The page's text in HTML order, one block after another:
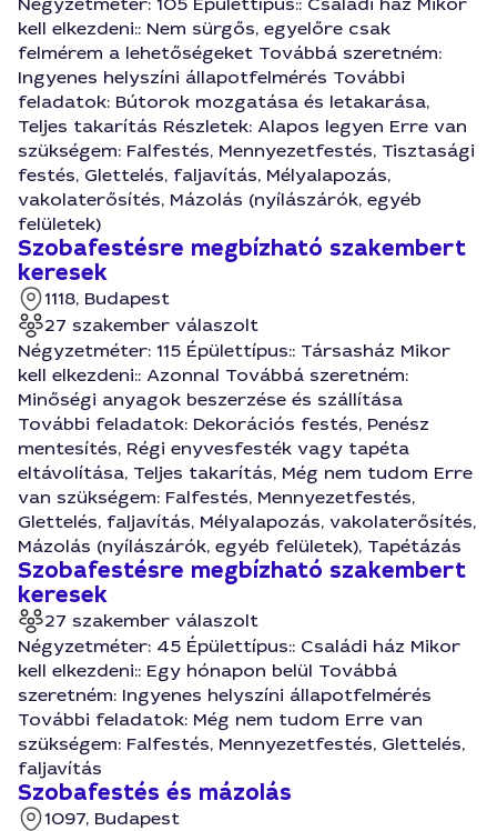
kell elkezdeni:: Nem sürgős, egyelőre csak
felmérem a lehetőségeket Továbbá szeretném:
Ingyenes helyszíni állapotfelmérés További
feladatok: Bútorok mozgatása és letakarása,
Teljes takarítás Részletek: Alapos legyen Erre van
szükségem: Falfestés, Mennyezetfestés, Tisztasági
festés, Glettelés, faljavítás, Mélyalapozás,
vakolaterősítés, Mázolás (nyílászárók, egyéb
felületek)
Szobafestésre megbízható szakembert
keresek
1118, Budapest
27 szakember válaszolt
Négyzetméter: 115 Épülettípus:: Társasház Mikor
kell elkezdeni:: Azonnal Továbbá szeretném:
Minőségi anyagok beszerzése és szállítása
További feladatok: Dekorációs festés, Penész
mentesítés, Régi enyvesfesték vagy tapéta
eltávolítása, Teljes takarítás, Még nem tudom Erre
van szükségem: Falfestés, Mennyezetfestés,
Glettelés, faljavítás, Mélyalapozás, vakolaterősítés,
Mázolás (nyílászárók, egyéb felületek), Tapétázás
Szobafestésre megbízható szakembert
keresek
27 szakember válaszolt
Négyzetméter: 45 Épülettípus:: Családi ház Mikor
kell elkezdeni:: Egy hónapon belül Továbbá
szeretném: Ingyenes helyszíni állapotfelmérés
További feladatok: Még nem tudom Erre van
szükségem: Falfestés, Mennyezetfestés, Glettelés,
faljavítás
Szobafestés és mázolás
1097, Budapest